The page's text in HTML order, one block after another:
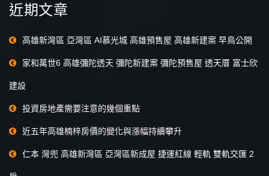
近期文章
高雄新灣區 亞灣區 AI慕光城 高雄預售屋 高雄新建案 早鳥公開
家和萬世6 高雄彌陀透天 彌陀新建案 彌陀預售屋 透天厝 富士欣
建設
投資房地產需要注意的幾個重點
近五年高雄楠梓房價的變化與漲幅持續攀升
仁本 灣兜 高雄新灣區 亞灣區新成屋 捷運紅線 輕軌 雙軌交匯 2